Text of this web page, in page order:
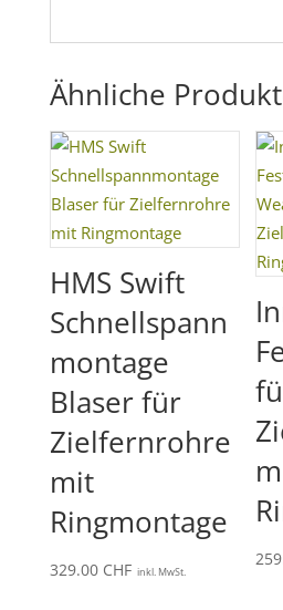
Ähnliche
HMS Swift
Schnellspann
montage
Blaser für
Zielfernrohre
mit
Ringmontage
329.00 CHF inkl. MwSt.